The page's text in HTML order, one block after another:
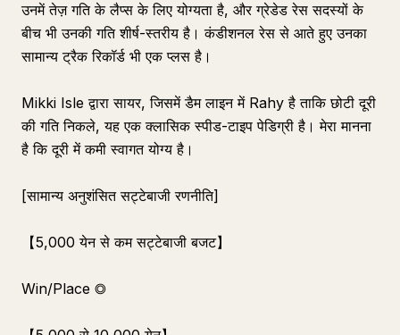
उनमें तेज़ गति के लैप्स के लिए योग्यता है, और ग्रेडेड रेस सदस्यों के
बीच भी उनकी गति शीर्ष-स्तरीय है। कंडीशनल रेस से आते हुए उनका
सामान्य ट्रैक रिकॉर्ड भी एक प्लस है।
Mikki Isle द्वारा सायर, जिसमें डैम लाइन में Rahy है ताकि छोटी दूरी
की गति निकले, यह एक क्लासिक स्पीड-टाइप पेडिग्री है। मेरा मानना
है कि दूरी में कमी स्वागत योग्य है।
[सामान्य अनुशंसित सट्टेबाजी रणनीति]
【5,000 येन से कम सट्टेबाजी बजट】
Win/Place ◎